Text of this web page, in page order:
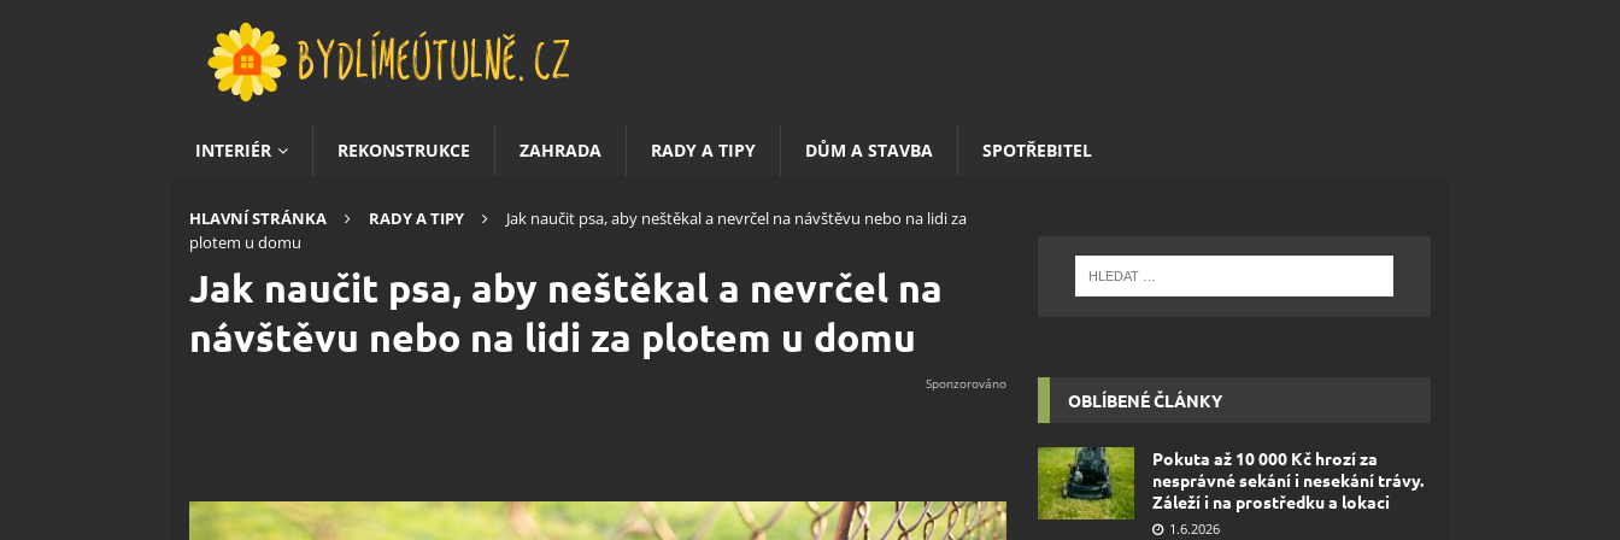
INTERIÉR REKONSTRUKCE ZAHRADA RADY A TIPY DŮM A STAVBA SPOTŘEBITEL
HLAVNÍ STRÁNKA RADY A TIPY
Jak naučit psa, aby neštěkal a nevrčel na návštěvu nebo na lidi za
plotem u domu
Jak naučit psa, aby neštěkal a nevrčel na
návštěvu nebo na lidi za plotem u domu
OBLÍBENÉ ČLÁNKY
Pokuta až 10 000 Kč hrozí za
nesprávné sekání i nesekání trávy.
Záleží i na prostředku a lokaci
1.6.2026